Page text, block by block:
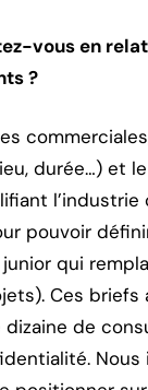
vous en
?
durée…) et
pouvoir
qui
Ces briefs
dizaine de
Nous